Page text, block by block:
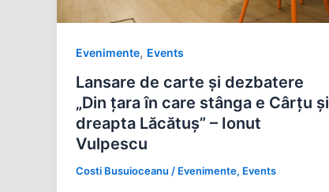
Evenimente, Events
Lansare de carte şi dezbatere
„Din ţara în care stânga e Cârţu şi
dreapta Lăcătuş” – Ionut
Vulpescu
Costi Busuioceanu / Evenimente, Events